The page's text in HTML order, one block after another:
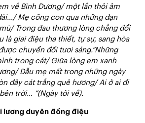
về Bình Dương/ một lần thôi âm
Mẹ cõng con qua những đạn
Trong đau thương lòng chẳng đổi
là giai điệu tha thiết, tự sự, sang hòa
chuyển đổi tươi sáng.“Những
trong cát/ Giữa lòng em xanh
Dẫu mẹ mất trong những ngày
đây cát trắng quê hương/ Ai ở ai đi
trời… ”(Ngày tôi về).
lương duyên đồng điệu